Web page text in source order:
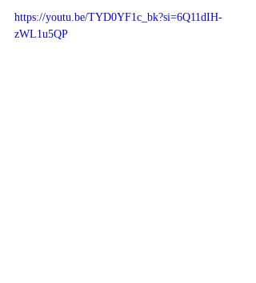
https://youtu.be/TYD0YF1c_bk?si=6Q11dIH-
zWL1u5QP